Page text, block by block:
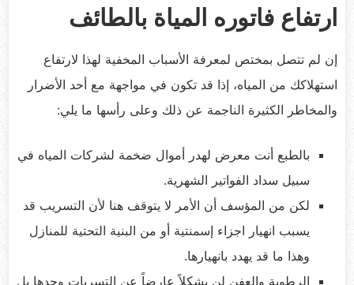
ارتفاع فاتوره المياة بالطائف
إن لم تتصل بمختص لمعرفة الأسباب المخفية لهذا لارتفاع
استهلاكك من المياه، إذا قد تكون في مواجهة مع أحد الأضرار
والمخاطر الكثيرة الناجمة عن ذلك وعلى رأسها ما يلي:
بالطبع أنت معرض لهدر أموال ضخمة لشركات المياه في
سبيل سداد الفواتير الشهرية.
لكن من المؤسف أن الأمر لا يتوقف هنا لأن التسريب قد
يسبب انهيار اجزاء إسمنتية أو من البنية التحتية للمنازل
وهذا ما قد يهدد بانهيارها.
الرطوبة والعفن لن يشكلاً عارضاً عن التسربات وحدها بل